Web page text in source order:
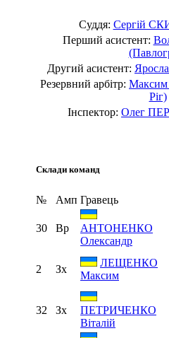
Суддя: Сергій
Перший асистент:
Другий асистент:
Резервний арбітр:
Ріг)
Інспектор: Олег
Склади команд
№ Амп Гравець
30 Вр
АНТОНЕНКО
Олександр
2 Зх
ЛЕЩЕНКО
Максим
32 Зх
ПЕТРИЧЕНКО
Віталій